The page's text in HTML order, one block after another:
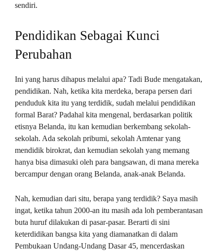
sendiri.
Pendidikan Sebagai Kunci
Perubahan
Ini yang harus dihapus melalui apa? Tadi Bude mengatakan,
pendidikan. Nah, ketika kita merdeka, berapa persen dari
penduduk kita itu yang terdidik, sudah melalui pendidikan
formal Barat? Padahal kita mengenal, berdasarkan politik
etisnya Belanda, itu kan kemudian berkembang sekolah-
sekolah. Ada sekolah pribumi, sekolah Amtenar yang
mendidik birokrat, dan kemudian sekolah yang memang
hanya bisa dimasuki oleh para bangsawan, di mana mereka
bercampur dengan orang Belanda, anak-anak Belanda.
Nah, kemudian dari situ, berapa yang terdidik? Saya masih
ingat, ketika tahun 2000-an itu masih ada loh pemberantasan
buta huruf dilakukan di pasar-pasar. Berarti di sini
keterdidikan bangsa kita yang diamanatkan di dalam
Pembukaan Undang-Undang Dasar 45, mencerdaskan